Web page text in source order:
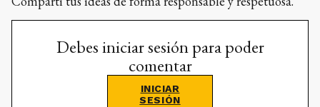
Debes iniciar sesión para poder
comentar
INICIAR
SESIÓN